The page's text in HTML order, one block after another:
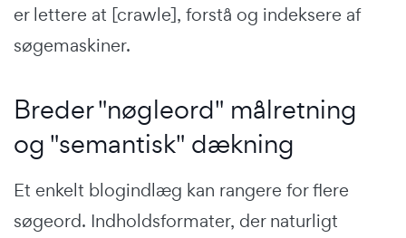
er lettere at [crawle], forstå og indeksere af
søgemaskiner.
Breder "nøgleord" målretning
og "semantisk" dækning
Et enkelt blogindlæg kan rangere for flere
søgeord. Indholdsformater, der naturligt